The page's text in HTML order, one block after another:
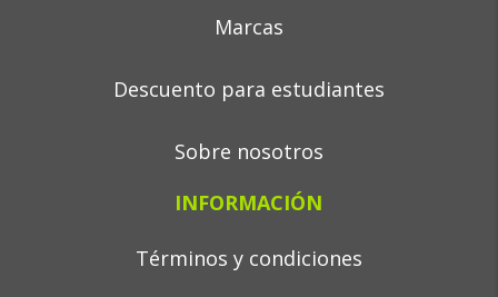
Marcas
Descuento para estudiantes
Sobre nosotros
INFORMACIÓN
Términos y condiciones